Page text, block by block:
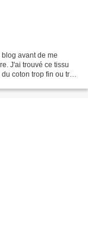
avant de me
J'ai trouvé ce tissu
coton trop fin ou trop